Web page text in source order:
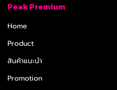
Peak Premium
Home
Product
สินค้าแนะนำ
Promotion